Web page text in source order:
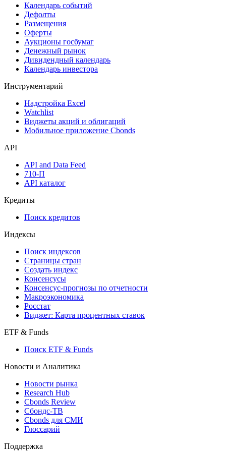
Календарь событий
Дефолты
Размещения
Оферты
Аукционы госбумаг
Денежный рынок
Дивидендный календарь
Календарь инвестора
Инструментарий
Надстройка Excel
Watchlist
Виджеты акций и облигаций
Мобильное приложение Cbonds
API
API and Data Feed
710-П
API каталог
Кредиты
Поиск кредитов
Индексы
Поиск индексов
Страницы стран
Создать индекс
Консенсусы
Консенсус-прогнозы по отчетности
Макроэкономика
Росстат
Виджет: Карта процентных ставок
ETF & Funds
Поиск ETF & Funds
Новости и Аналитика
Новости рынка
Research Hub
Cbonds Review
Сбондс-ТВ
Cbonds для СМИ
Глоссарий
Поддержка